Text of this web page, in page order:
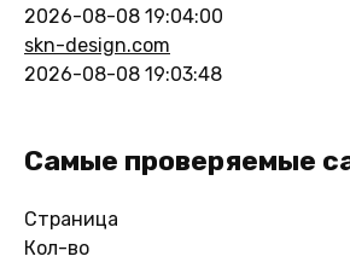
2026-08-08 19:04:00
skn-design.com
2026-08-08 19:03:48
Самые проверяемые
Страница
Кол-во